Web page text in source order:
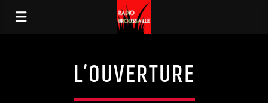
L’OUVERTURE